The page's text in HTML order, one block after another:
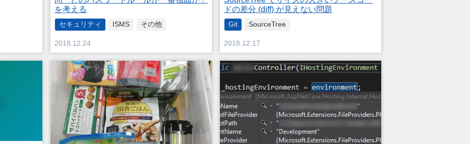
を考える
セキュリティ ISMS その他
2018.12.24
ドの差分 (diff) が見えない問題
Git SourceTree
2018.12.17